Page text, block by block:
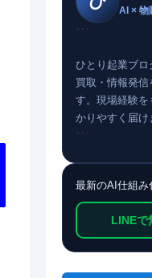
AI × 物
```
ひとり起業ブ
買取・情報発
す。現場経験
かりやすく届け
```
最新のAI仕組み
LINEで